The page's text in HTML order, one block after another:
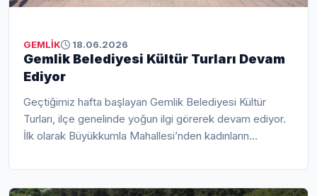
GEMLİK 18.06.2026
Gemlik Belediyesi Kültür Turları Devam
Ediyor
Geçtiğimiz hafta başlayan Gemlik Belediyesi Kültür
Turları, ilçe genelinde yoğun ilgi görerek devam ediyor.
İlk olarak Büyükkumla Mahallesi’nden kadınların
Kaya Mahallesi oldu. Mahalle Muhtarı Şaban İnce’nin
katkılarıyla organize edilen geziye katılan vatandaşların